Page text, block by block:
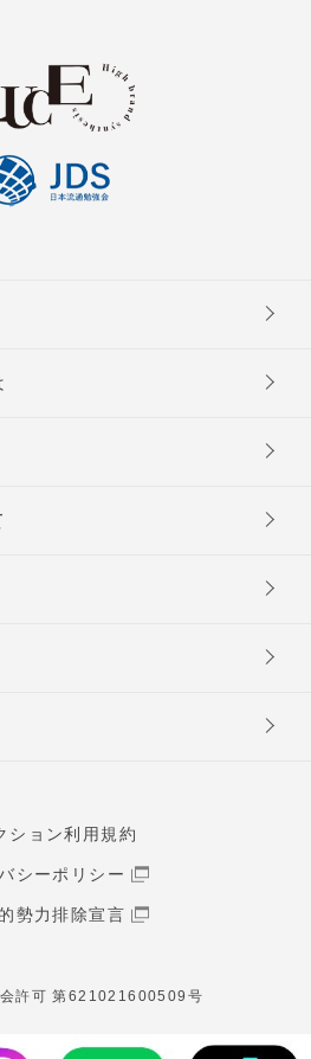
ション利用規約
シーポリシー
勢力排除宣言
会許可 第621021600509号